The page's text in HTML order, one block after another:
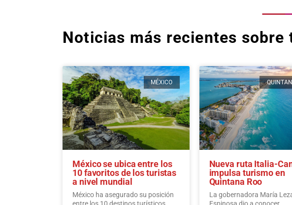
Noticias más recientes sobre
MÉXICO
México se ubica entre los
10 favoritos de los turistas
a nivel mundial
México ha asegurado su posición
entre los 10 destinos turísticos
Nueva ruta Italia-
impulsa turismo en
Quintana Roo
La gobernadora María
Espinosa dio a conocer